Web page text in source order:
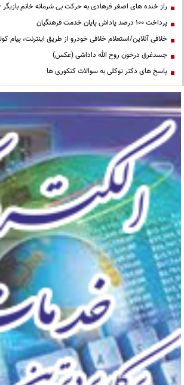
راز خنده های اصغر فرهادی به حرکت بی شرمانه خانم
پرداخت ۱۰۰ درصد پاداش پایان خدمت فرهنگیان
خلافی آنلاین/استعلام خلافی خودرو از طریق اینترنت، پیام
جسدغرق درخون روح الله داداشی (عکس)
پاسخ های دکتر توکلی به سوالات کنکوری ها